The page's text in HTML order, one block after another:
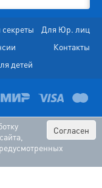
Для Юр. лиц
Контакты
детей
Согласен